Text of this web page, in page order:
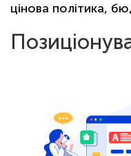
цінова політика,